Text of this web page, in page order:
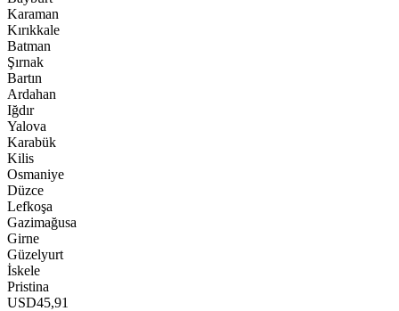
Karaman
Kırıkkale
Batman
Şırnak
Bartın
Ardahan
Iğdır
Yalova
Karabük
Kilis
Osmaniye
Düzce
Lefkoşa
Gazimağusa
Girne
Güzelyurt
İskele
Pristina
USD45,91